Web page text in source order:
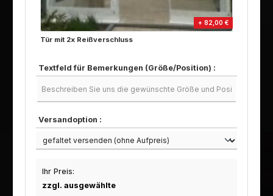
+ 82,00 €
Tür mit 2x Reißverschluss
Textfeld für Bemerkungen (Größe/Position) :
Versandoption :
Ihr Preis:
zzgl. ausgewählte